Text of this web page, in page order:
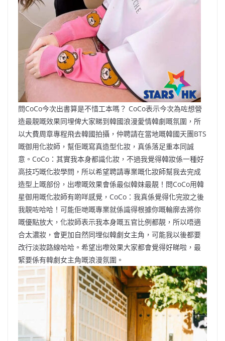
問CoCo今次出書算是不惜工本嗎？ CoCo表示今次為咗想營
造最靚嘅效果同埋俾大家睇到韓國浪漫愛情韓劇嘅氛圍，所
以大費周章專程飛去韓國拍攝，仲聘請在當地嘅韓國天團BTS
嘅御用化妝師，幫佢嘅寫真造型化妝，真係落足重本同誠
意。CoCo：其實我本身都識化妝，不過我覺得韓妝係一種好
高技巧嘅化妝學問，所以希望聘請專業嘅化妝師幫我去完成
造型上嘅部份，出嚟嘅效果會係最似韓妹最靚！問CoCo用韓
星御用嘅化妝師有啲咩感覺，CoCo：我真係覺得化完妝之後
我靚咗哈哈！可能佢哋嘅專業就係識得根據你嘅輪廓去將你
嘅優點放大，化妝師表示我本身嘅五官比例都靚，所以唔適
合太濃妝，會更加自然同埋似韓劇女主角，可能我以後都要
改行淡妝路線哈哈。希望出嚟效果大家都會覺得好睇啦，最
緊要係有韓劇女主角嘅浪漫氛圍。